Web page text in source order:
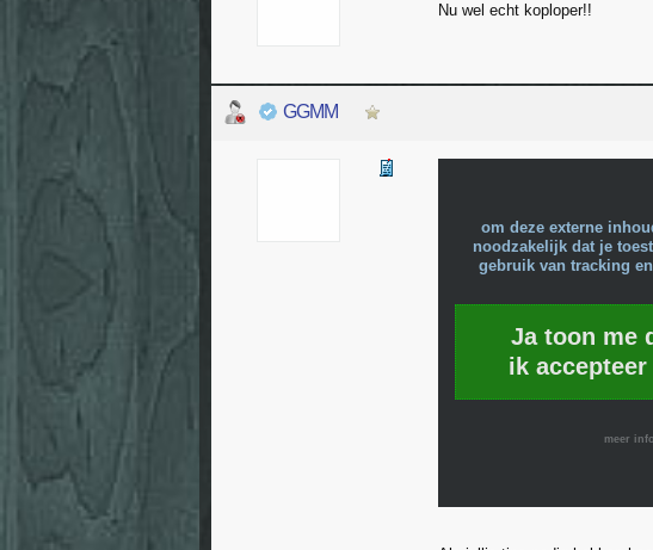
Nu wel echt koploper!!
GGMM
om deze externe
noodzakelijk dat je
gebruik van tracking
Ja toon me
ik
meer